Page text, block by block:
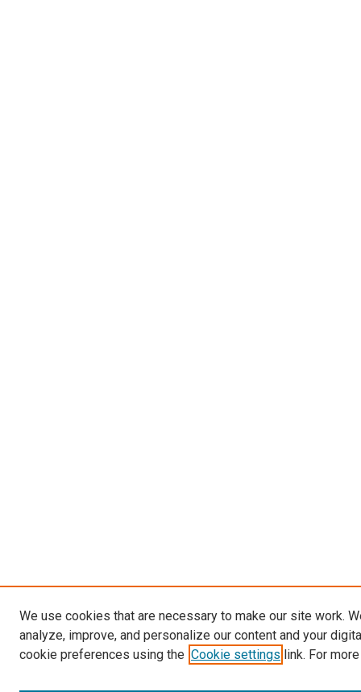
We use cookies that are necessary to make our site work.
analyze, improve, and personalize our content and your
cookie preferences using the Cookie settings link. For